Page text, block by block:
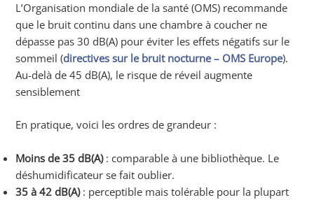
L’Organisation mondiale de la santé (OMS) recommande
que le bruit continu dans une chambre à coucher ne
dépasse pas 30 dB(A) pour éviter les effets négatifs sur le
sommeil (directives sur le bruit nocturne – OMS Europe).
Au-delà de 45 dB(A), le risque de réveil augmente
sensiblement
En pratique, voici les ordres de grandeur :
Moins de 35 dB(A): comparable à une bibliothèque. Le
déshumidificateur se fait oublier.
35 à 42 dB(A): perceptible mais tolérable pour la plupart